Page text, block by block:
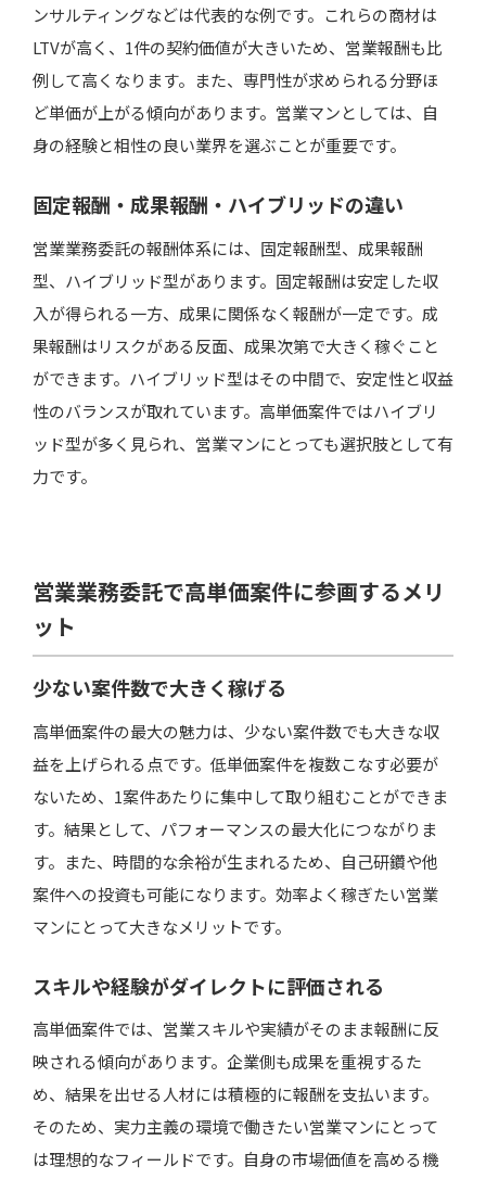
ンサルティングなどは代表的な例です。これらの商材は
LTVが高く、1件の契約価値が大きいため、営業報酬も比
例して高くなります。また、専門性が求められる分野ほ
ど単価が上がる傾向があります。営業マンとしては、自
身の経験と相性の良い業界を選ぶことが重要です。
固定報酬・成果報酬・ハイブリッドの違い
営業業務委託の報酬体系には、固定報酬型、成果報酬
型、ハイブリッド型があります。固定報酬は安定した収
入が得られる一方、成果に関係なく報酬が一定です。成
果報酬はリスクがある反面、成果次第で大きく稼ぐこと
ができます。ハイブリッド型はその中間で、安定性と収益
性のバランスが取れています。高単価案件ではハイブリ
ッド型が多く見られ、営業マンにとっても選択肢として有
力です。
営業業務委託で高単価案件に参画するメリ
ット
少ない案件数で大きく稼げる
高単価案件の最大の魅力は、少ない案件数でも大きな収
益を上げられる点です。低単価案件を複数こなす必要が
ないため、1案件あたりに集中して取り組むことができま
す。結果として、パフォーマンスの最大化につながりま
す。また、時間的な余裕が生まれるため、自己研鑽や他
案件への投資も可能になります。効率よく稼ぎたい営業
マンにとって大きなメリットです。
スキルや経験がダイレクトに評価される
高単価案件では、営業スキルや実績がそのまま報酬に反
映される傾向があります。企業側も成果を重視するた
め、結果を出せる人材には積極的に報酬を支払います。
そのため、実力主義の環境で働きたい営業マンにとって
は理想的なフィールドです。自身の市場価値を高める機